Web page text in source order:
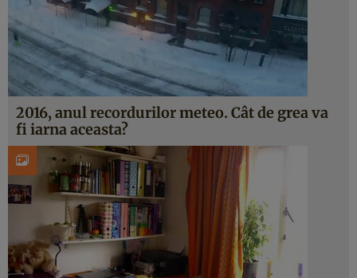
2016, anul recordurilor meteo. Cât de grea va
fi iarna aceasta?